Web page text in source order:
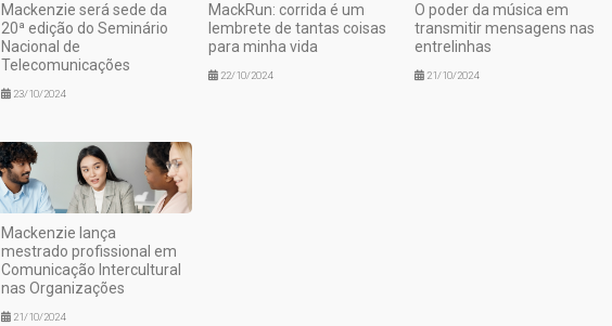
Mackenzie será sede da
20ª edição do Seminário
Nacional de
Telecomunicações
23/10/2024
MackRun: corrida é um
lembrete de tantas coisas
para minha vida
22/10/2024
O poder da música em
transmitir mensagens nas
entrelinhas
21/10/2024
Mackenzie lança
mestrado profissional em
Comunicação Intercultural
nas Organizações
21/10/2024